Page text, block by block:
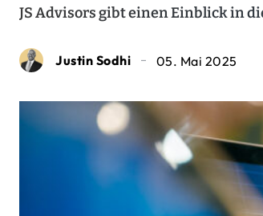
JS Advisors gibt einen Einblick in
Justin Sodhi 05. Mai 2025